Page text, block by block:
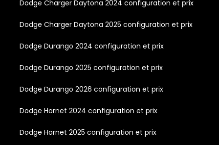
Dodge Charger Daytona 2024 configuration et prix
Dodge Charger Daytona 2025 configuration et prix
Dodge Durango 2024 configuration et prix
Dodge Durango 2025 configuration et prix
Dodge Durango 2026 configuration et prix
Dodge Hornet 2024 configuration et prix
Dodge Hornet 2025 configuration et prix